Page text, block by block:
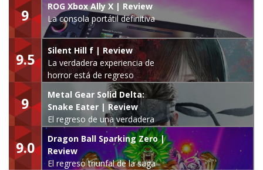
9
ROG Xbox Ally X | Review
La consola portátil definitiva
9.5
Silent Hill f | Review
La verdadera experiencia de
horror está de regreso
9
Metal Gear Solid Delta:
Snake Eater | Review
El regreso de una verdadera
leyenda
9.0
Dragon Ball Sparking Zero |
Review
El regreso triunfal de la saga